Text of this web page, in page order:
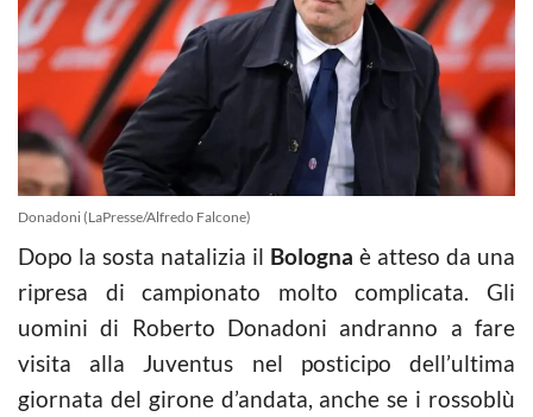
Donadoni (LaPresse/Alfredo Falcone)
Dopo la sosta natalizia il Bologna è atteso da una
ripresa di campionato molto complicata. Gli
uomini di Roberto Donadoni andranno a fare
visita alla Juventus nel posticipo dell’ultima
giornata del girone d’andata, anche se i rossoblù